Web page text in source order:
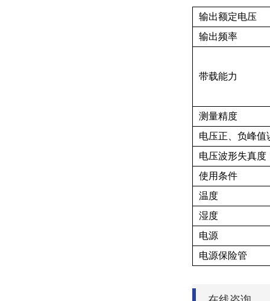
输出额定电压
输出频率
带载能力
测量精度
电压正、负峰值
电压波形失真度
使用条件
温度
湿度
电源
电源保险管